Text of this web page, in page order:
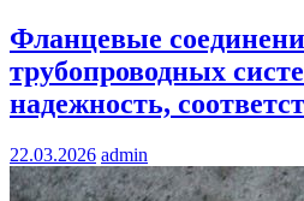
Фланцевые
трубопроводных
надежность,
22.03.2026 admin